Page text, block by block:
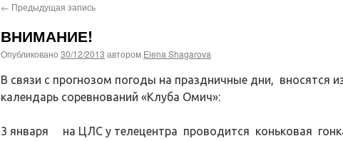
← Предыдущая запись
ВНИМАНИЕ!
Опубликовано 30/12/2013 автором Elena Shagarova
В связи с прогнозом погоды на праздничные дни, вносятся
календарь соревнований «Клуба Омич»:
3 января на ЦЛС у телецентра проводится коньковая